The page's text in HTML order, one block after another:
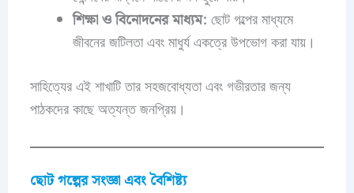
শিক্ষা ও বিনোদনের মাধ্যম: ছোট গল্পের মাধ্যমে
জীবনের জটিলতা এবং মাধুর্য একত্রে উপভোগ করা যায়।
সাহিত্যের এই শাখাটি তার সহজবোধ্যতা এবং গভীরতার জন্য
পাঠকদের কাছে অত্যন্ত জনপ্রিয়।
ছোট গল্পের সংজ্ঞা এবং বৈশিষ্ট্য